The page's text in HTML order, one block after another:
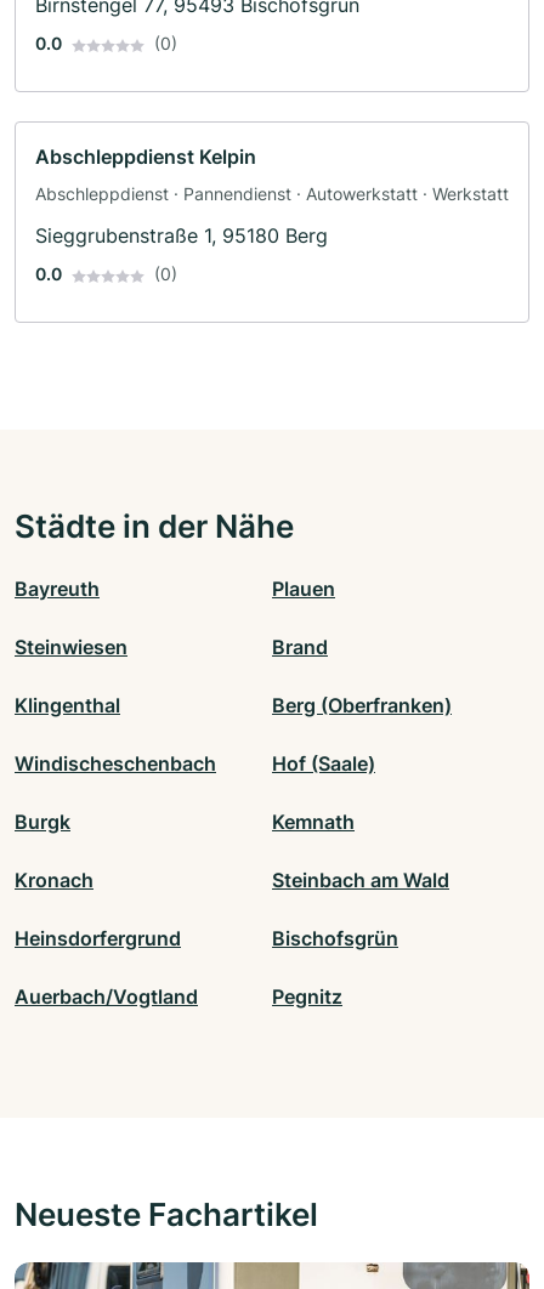
Birnstengel 77, 95493 Bischofsgrün
0.0 (0)
Abschleppdienst Kelpin
Abschleppdienst · Pannendienst · Autowerkstatt · Werkstatt
Sieggrubenstraße 1, 95180 Berg
0.0 (0)
Städte in der Nähe
Bayreuth Plauen
Steinwiesen Brand
Klingenthal Berg (Oberfranken)
Windischeschenbach Hof (Saale)
Burgk Kemnath
Kronach Steinbach am Wald
Heinsdorfergrund Bischofsgrün
Auerbach/Vogtland Pegnitz
Neueste Fachartikel